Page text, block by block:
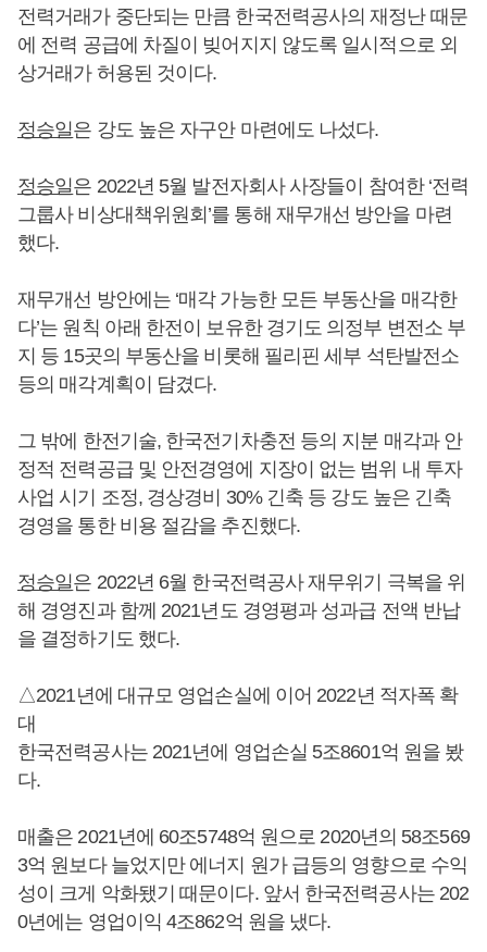
전력거래가 중단되는 만큼 한국전력공사의 재정난 때문
에 전력 공급에 차질이 빚어지지 않도록 일시적으로 외
상거래가 허용된 것이다.
정승일은 강도 높은 자구안 마련에도 나섰다.
정승일은 2022년 5월 발전자회사 사장들이 참여한 ‘전력
그룹사 비상대책위원회’를 통해 재무개선 방안을 마련
했다.
재무개선 방안에는 ‘매각 가능한 모든 부동산을 매각한
다’는 원칙 아래 한전이 보유한 경기도 의정부 변전소 부
지 등 15곳의 부동산을 비롯해 필리핀 세부 석탄발전소
등의 매각계획이 담겼다.
그 밖에 한전기술, 한국전기차충전 등의 지분 매각과 안
정적 전력공급 및 안전경영에 지장이 없는 범위 내 투자
사업 시기 조정, 경상경비 30% 긴축 등 강도 높은 긴축
경영을 통한 비용 절감을 추진했다.
정승일은 2022년 6월 한국전력공사 재무위기 극복을 위
해 경영진과 함께 2021년도 경영평과 성과급 전액 반납
을 결정하기도 했다.
△2021년에 대규모 영업손실에 이어 2022년 적자폭 확
대
한국전력공사는 2021년에 영업손실 5조8601억 원을 봤
다.
매출은 2021년에 60조5748억 원으로 2020년의 58조569
3억 원보다 늘었지만 에너지 원가 급등의 영향으로 수익
성이 크게 악화됐기 때문이다. 앞서 한국전력공사는 202
0년에는 영업이익 4조862억 원을 냈다.